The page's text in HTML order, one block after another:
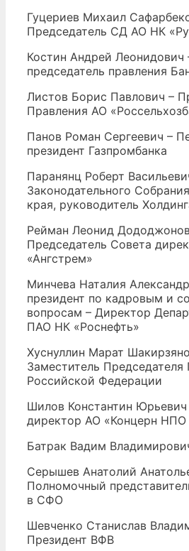
Гуцериев Михаил
Председатель СД АО НК
Костин Андрей Леонидович
председатель правления
Листов Борис Павлович –
Правления АО
Панов Роман Сергеевич –
президент Газпромбанка
Паранянц Роберт
Законодательного
края, руководитель
Рейман Леонид
Председатель Совета
«Ангстрем»
Минчева Наталия
президент по кадровым и
вопросам – Директор
ПАО НК «Роснефть»
Хуснуллин Марат
Заместитель Председателя
Российской Федерации
Шилов Константин Юрьевич
директор АО «Концерн НПО
Батрак Вадим
Серышев Анатолий
Полномочный
в СФО
Шевченко Станислав
Президент ВФВ